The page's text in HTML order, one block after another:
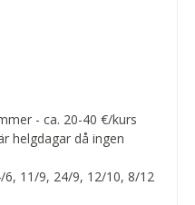
- ca. 20-40 €/kurs
helgdagar då ingen
11/9, 24/9, 12/10, 8/12